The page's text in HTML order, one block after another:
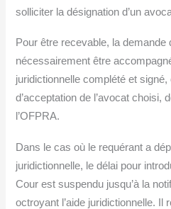
solliciter la désignation d’un
Pour être recevable, la demande
nécessairement être
juridictionnelle complété et
d’acceptation de l’avocat choisi,
l’OFPRA.
Dans le cas où le requérant a
juridictionnelle, le délai pour
Cour est suspendu jusqu’à la
octroyant l’aide juridictionnelle. Il